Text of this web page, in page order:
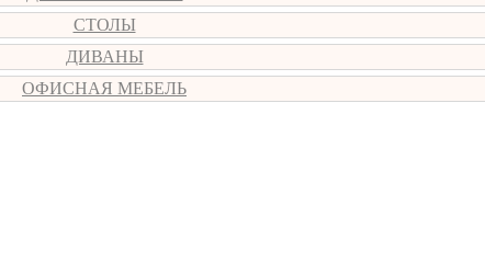
СТОЛЫ
ДИВАНЫ
ОФИСНАЯ МЕБЕЛЬ